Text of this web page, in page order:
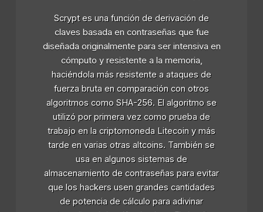
Scrypt es una función de derivación de
claves basada en contraseñas que fue
diseñada originalmente para ser intensiva en
cómputo y resistente a la memoria,
haciéndola más resistente a ataques de
fuerza bruta en comparación con otros
algoritmos como SHA-256. El algoritmo se
utilizó por primera vez como prueba de
trabajo en la criptomoneda Litecoin y más
tarde en varias otras altcoins. También se
usa en algunos sistemas de
almacenamiento de contraseñas para evitar
que los hackers usen grandes cantidades
de potencia de cálculo para adivinar